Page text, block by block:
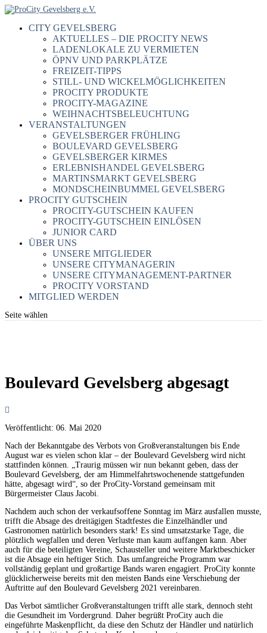
CITY GEVELSBERG
AKTUELLES – DIE PROCITY NEWS
LADENLOKALE ZU VERMIETEN
ÖPNV UND PARKPLÄTZE
FREIZEIT-TIPPS
STILL- UND WICKELMÖGLICHKEITEN
PROCITY PRODUKTE
PROCITY-MAGAZINE
WEIHNACHTSBELEUCHTUNG
VERANSTALTUNGEN
GEVELSBERGER FRÜHLING
BOULEVARD GEVELSBERG
GEVELSBERGER KIRMES
ERLEBNISHANDEL GEVELSBERG
MARTINSMARKT GEVELSBERG
MONDSCHEINBUMMEL GEVELSBERG
PROCITY GUTSCHEIN
PROCITY-GUTSCHEIN KAUFEN
PROCITY-GUTSCHEIN EINLÖSEN
JUNIOR CARD
ÜBER UNS
UNSERE MITGLIEDER
UNSERE CITYMANAGERIN
UNSERE CITYMANAGEMENT-PARTNER
PROCITY VORSTAND
MITGLIED WERDEN
Seite wählen
Boulevard Gevelsberg abgesagt
Veröffentlicht: 06. Mai 2020
Nach der Bekanntgabe des Verbots von Großveranstaltungen bis Ende
August war es vielen schon klar – der Boulevard Gevelsberg wird nicht
stattfinden können. „Traurig müssen wir nun bekannt geben, dass der
Boulevard Gevelsberg, der am Himmelfahrtswochenende stattgefunden
hätte, abgesagt wird“, so der ProCity-Vorstand gemeinsam mit
Bürgermeister Claus Jacobi.
Nachdem auch schon der verkaufsoffene Sonntag im März ausfallen musste,
trifft die Absage des dreitägigen Stadtfestes die Einzelhändler und
Gastronomen natürlich besonders stark! Es sind umsatzstarke Tage, die
plötzlich wegfallen und deren Verluste man kaum auffangen kann. Aber
auch für die beteiligten Vereine, Schausteller und weitere Marktbeschicker
ist die Absage ein heftiger Stich. Das umfangreiche Programm war
vollständig geplant und großartige Bands waren engagiert. ProCity konnte
glücklicherweise bereits mit den meisten Bands eine Verschiebung der
Auftritte auf den Boulevard Gevelsberg 2021 vereinbaren.
Das Verbot sämtlicher Großveranstaltungen trifft alle stark, dennoch steht
die Gesundheit im Vordergrund. Daher begrüßt ProCity auch die
eingeführte Maskenpflicht, da diese den Schutz der Händler und natürlich